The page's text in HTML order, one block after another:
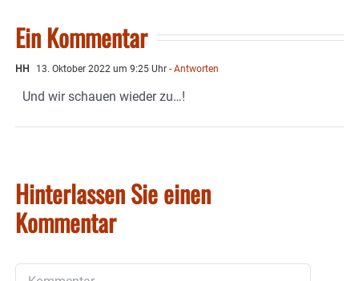
Ein Kommentar
HH 13. Oktober 2022 um 9:25 Uhr - Antworten
Und wir schauen wieder zu…!
Hinterlassen Sie einen
Kommentar